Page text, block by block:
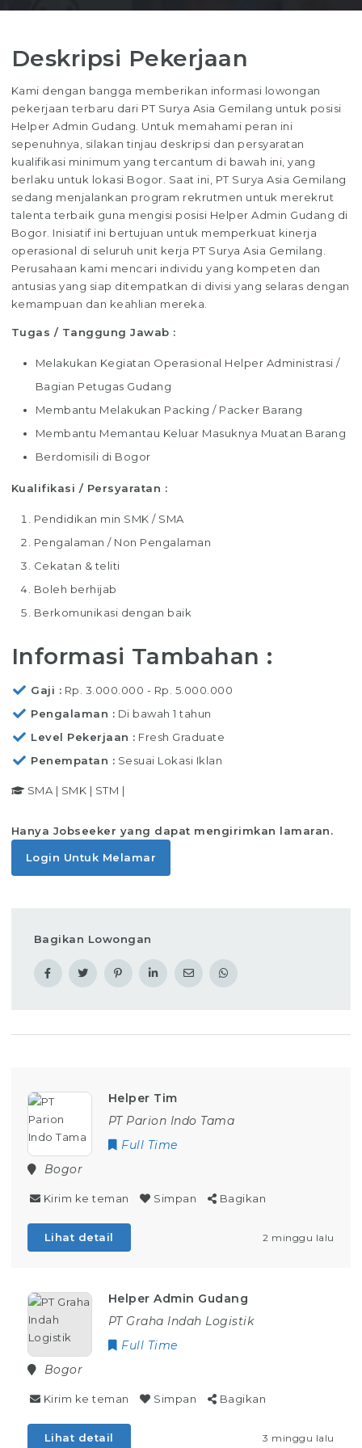
Deskripsi Pekerjaan
Kami dengan bangga memberikan informasi lowongan
pekerjaan terbaru dari PT Surya Asia Gemilang untuk posisi
Helper Admin Gudang. Untuk memahami peran ini
sepenuhnya, silakan tinjau deskripsi dan persyaratan
kualifikasi minimum yang tercantum di bawah ini, yang
berlaku untuk lokasi Bogor. Saat ini, PT Surya Asia Gemilang
sedang menjalankan program rekrutmen untuk merekrut
talenta terbaik guna mengisi posisi Helper Admin Gudang di
Bogor. Inisiatif ini bertujuan untuk memperkuat kinerja
operasional di seluruh unit kerja PT Surya Asia Gemilang.
Perusahaan kami mencari individu yang kompeten dan
antusias yang siap ditempatkan di divisi yang selaras dengan
kemampuan dan keahlian mereka.
Tugas / Tanggung Jawab :
Melakukan Kegiatan Operasional Helper Administrasi /
Bagian Petugas Gudang
Membantu Melakukan Packing / Packer Barang
Membantu Memantau Keluar Masuknya Muatan Barang
Berdomisili di Bogor
Kualifikasi / Persyaratan :
Pendidikan min SMK / SMA
Pengalaman / Non Pengalaman
Cekatan & teliti
Boleh berhijab
Berkomunikasi dengan baik
Informasi Tambahan :
Gaji
Rp. 3.000.000 - Rp. 5.000.000
Pengalaman
Di bawah 1 tahun
Level Pekerjaan
Fresh Graduate
Penempatan
Sesuai Lokasi Iklan
SMA | SMK | STM |
Hanya Jobseeker yang dapat mengirimkan lamaran.
Login Untuk Melamar
Bagikan Lowongan
Helper Tim
PT Parion Indo Tama
Full Time
Bogor
Kirim ke teman Simpan Bagikan
Lihat detail 2 minggu lalu
Helper Admin Gudang
PT Graha Indah Logistik
Full Time
Bogor
Kirim ke teman Simpan Bagikan
Lihat detail 3 minggu lalu